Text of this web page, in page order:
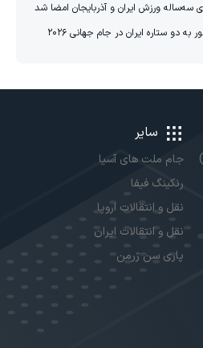
سه‌ساله‌ ‌ورزش ایران و آذربایجان امضا شد
به دو ستاره ایران در جام جهانی ۲۰۲۶
سایر
جام ملت های آسیا
رنکینگ فیفا
نقل و انتقالات اروپا
نقل و انتقالات ایران
پاری سن ژرمن